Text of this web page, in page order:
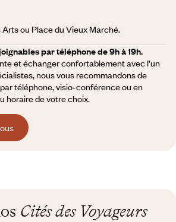
ou Place du Vieux Marché.
par téléphone de 9h à 19h.
et échanger confortablement avec l’un
nous vous recommandons de
téléphone, visio-conférence ou en
horaire de votre choix.
Cités des Voyageurs